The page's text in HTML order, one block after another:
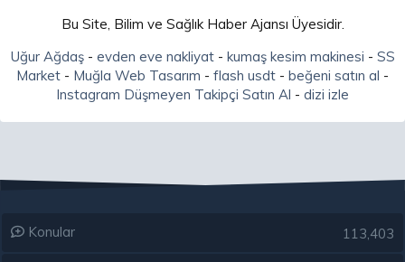
Bu Site, Bilim ve Sağlık Haber Ajansı Üyesidir.
Uğur Ağdaş- evden eve nakliyat- kumaş kesim makinesi - SS
Market - Muğla Web Tasarım - flash usdt - beğeni satın al -
Instagram Düşmeyen Takipçi Satın Al - dizi izle
Konular 113,403